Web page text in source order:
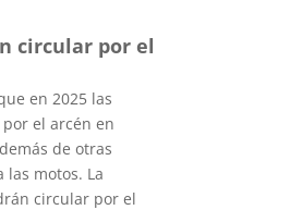
circular por el
en 2025 las
el arcén en
de otras
las motos. La
circular por el